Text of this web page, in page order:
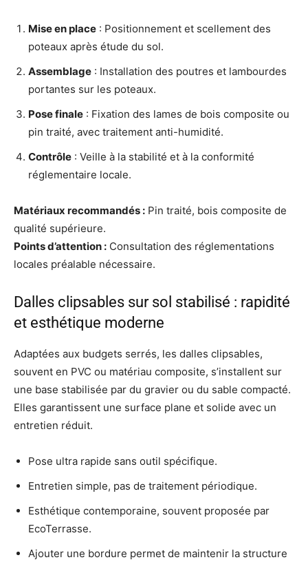
Mise en place : Positionnement et scellement des
poteaux après étude du sol.
Assemblage : Installation des poutres et lambourdes
portantes sur les poteaux.
Pose finale : Fixation des lames de bois composite ou
pin traité, avec traitement anti-humidité.
Contrôle : Veille à la stabilité et à la conformité
réglementaire locale.
Matériaux recommandés : Pin traité, bois composite de
qualité supérieure.
Points d’attention : Consultation des réglementations
locales préalable nécessaire.
Dalles clipsables sur sol stabilisé : rapidité
et esthétique moderne
Adaptées aux budgets serrés, les dalles clipsables,
souvent en PVC ou matériau composite, s’installent sur
une base stabilisée par du gravier ou du sable compacté.
Elles garantissent une surface plane et solide avec un
entretien réduit.
Pose ultra rapide sans outil spécifique.
Entretien simple, pas de traitement périodique.
Esthétique contemporaine, souvent proposée par
EcoTerrasse.
Ajouter une bordure permet de maintenir la structure